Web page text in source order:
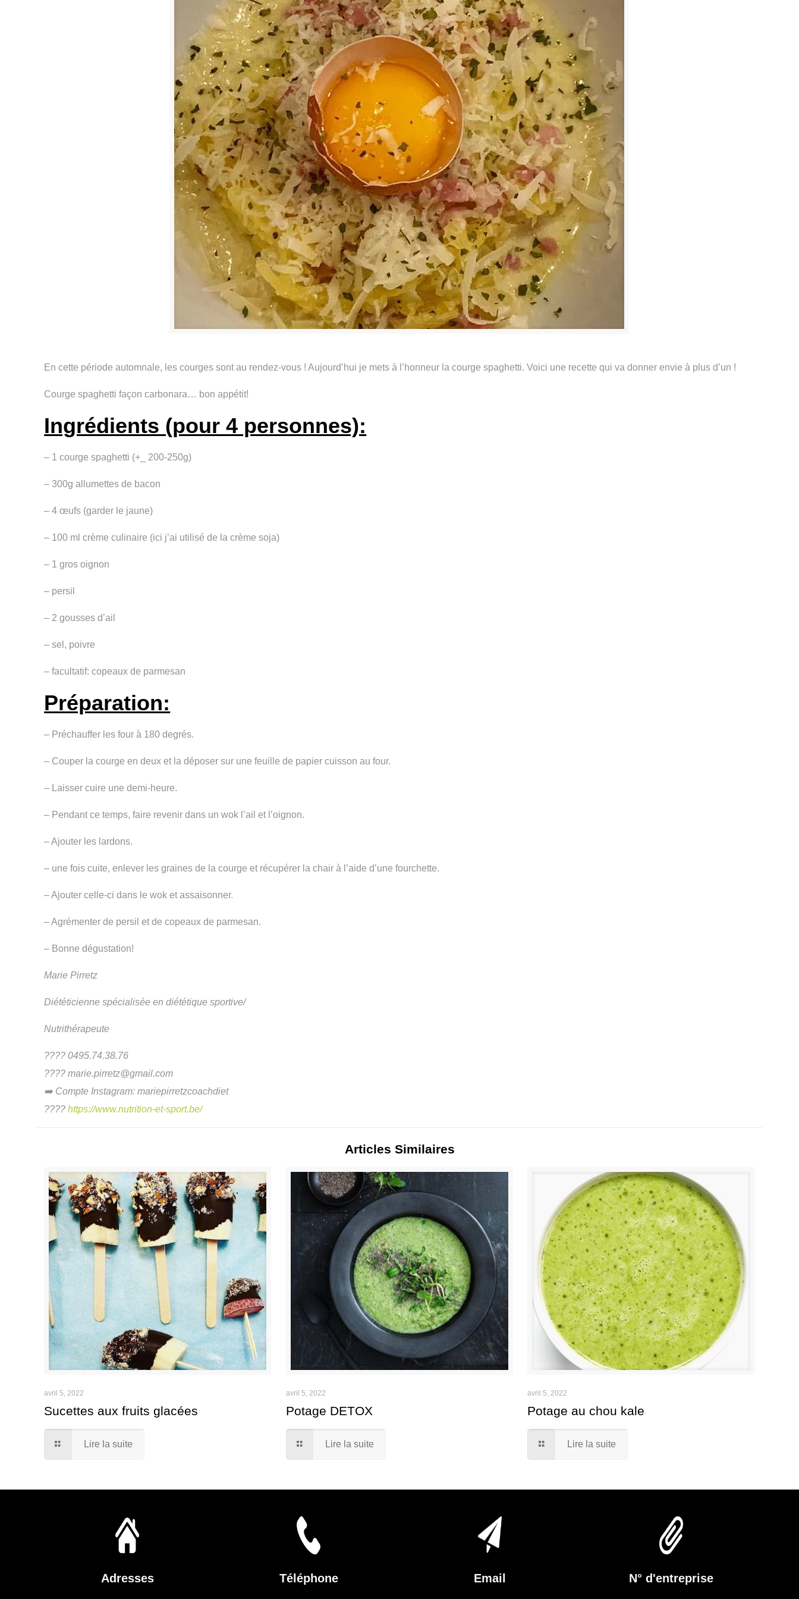
En cette période automnale, les courges sont au rendez-vous ! Aujourd’hui je mets à l’honneur la courge spaghetti. Voici une recette qui va donner envie à plus d’un !
Courge spaghetti façon carbonara… bon appétit!
Ingrédients (pour 4 personnes):
– 1 courge spaghetti (+_ 200-250g)
– 300g allumettes de bacon
– 4 œufs (garder le jaune)
– 100 ml crème culinaire (ici j’ai utilisé de la crème soja)
– 1 gros oignon
– persil
– 2 gousses d’ail
– sel, poivre
– facultatif: copeaux de parmesan
Préparation:
– Préchauffer les four à 180 degrés.
– Couper la courge en deux et la déposer sur une feuille de papier cuisson au four.
– Laisser cuire une demi-heure.
– Pendant ce temps, faire revenir dans un wok l’ail et l’oignon.
– Ajouter les lardons.
– une fois cuite, enlever les graines de la courge et récupérer la chair à l’aide d’une fourchette.
– Ajouter celle-ci dans le wok et assaisonner.
– Agrémenter de persil et de copeaux de parmesan.
– Bonne dégustation!
Marie Pirretz
Diététicienne spécialisée en diététique sportive/
Nutrithérapeute
???? 0495.74.38.76
???? marie.pirretz@gmail.com
➡ Compte Instagram: mariepirretzcoachdiet
???? https://www.nutrition-et-sport.be/
Articles Similaires
avril 5, 2022
Sucettes aux fruits glacées
Lire la suite
avril 5, 2022
Potage DETOX
Lire la suite
avril 5, 2022
Potage au chou kale
Lire la suite
Adresses Téléphone Email N° d'entreprise